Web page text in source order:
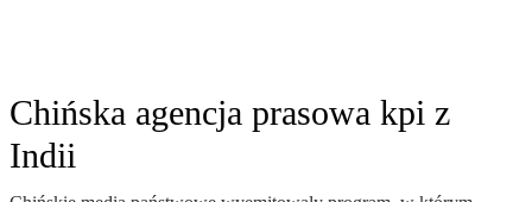
Chińska agencja prasowa kpi z
Indii